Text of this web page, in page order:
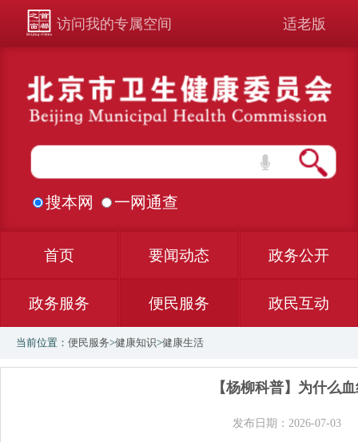
访问我的专属空间 适老版
搜本网 一网通查
首页 要闻动态 政务公开
政务服务 便民服务 政民互动
当前位置： 便民服务>健康知识>健康生活
【杨柳科普】为什么
发布日期：2026-07-03